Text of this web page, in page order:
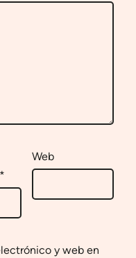
*
Web
y web en